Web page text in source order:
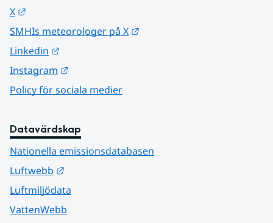
X
SMHIs meteorologer på X
Linkedin
Instagram
Policy för sociala medier
Datavärdskap
Nationella emissionsdatabasen
Luftwebb
Luftmiljödata
VattenWebb